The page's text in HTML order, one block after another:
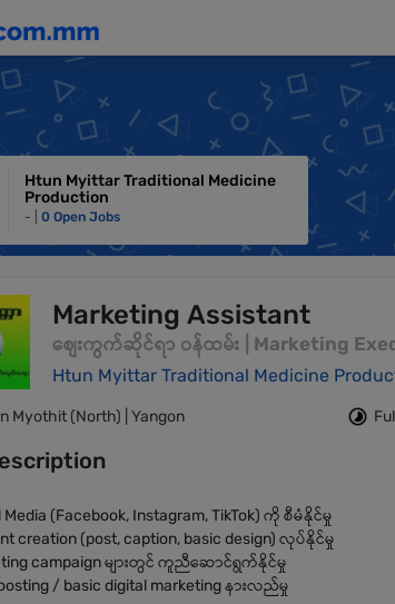
Htun Myittar Traditional Medicine
Production
- | 0 Open Jobs
Marketing Assistant
စျေးကွက်ဆိုင်ရာ ၀န်ထမ်း | Marketing
Htun Myittar Traditional Medicine
Myothit (North) | Yangon
Media (Facebook, Instagram, TikTok) ကို စီမံနိုင်မှု
creation (post, caption, basic design) လုပ်နိုင်မှု
campaign များတွင် ကူညီဆောင်ရွက်နိုင်မှု
/ basic digital marketing နားလည်မှု